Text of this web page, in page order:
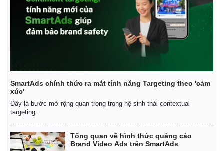
SmartAds chính thức ra mắt tính năng Targeting theo 'cảm
xúc'
Đây là bước mở rộng quan trọng trong hệ sinh thái contextual
targeting.
Tổng quan về hình thức quảng cáo
Brand Video Ads trên SmartAds